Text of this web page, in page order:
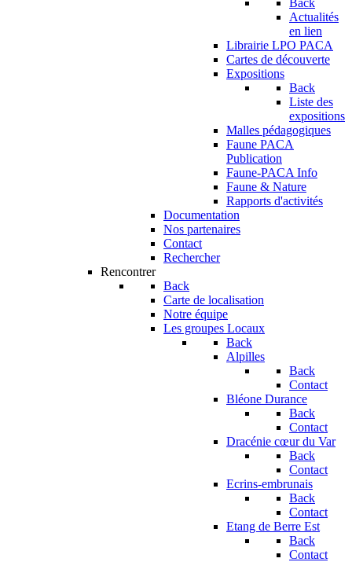
Back
Actualités
en lien
Librairie LPO PACA
Cartes de découverte
Expositions
Back
Liste des
expositions
Malles pédagogiques
Faune PACA
Publication
Faune-PACA Info
Faune & Nature
Rapports d'activités
Documentation
Nos partenaires
Contact
Rechercher
Rencontrer
Back
Carte de localisation
Notre équipe
Les groupes Locaux
Back
Alpilles
Back
Contact
Bléone Durance
Back
Contact
Dracénie cœur du Var
Back
Contact
Ecrins-embrunais
Back
Contact
Etang de Berre Est
Back
Contact